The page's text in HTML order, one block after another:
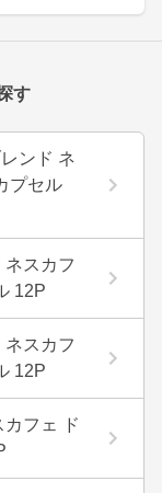
す
ンド ネ
プセル
ネスカフ
12P
ネスカフ
12P
フェ ド